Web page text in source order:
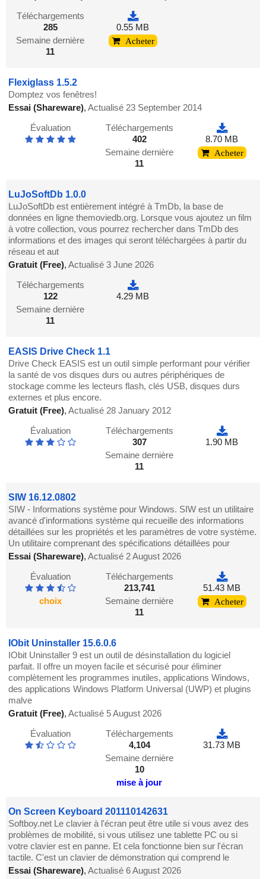
Téléchargements
285
Semaine dernière
11
0.55 MB
Acheter
Flexiglass 1.5.2
Domptez vos fenêtres!
Essai (Shareware),Actualisé 23 September 2014
Évaluation
Téléchargements
402
Semaine dernière
11
8.70 MB
Acheter
LuJoSoftDb 1.0.0
LuJoSoftDb est entièrement intégré à TmDb, la base de
données en ligne themoviedb.org. Lorsque vous ajoutez un film
à votre collection, vous pourrez rechercher dans TmDb des
informations et des images qui seront téléchargées à partir du
réseau et aut
Gratuit (Free),Actualisé 3 June 2026
Téléchargements
122
Semaine dernière
11
4.29 MB
EASIS Drive Check 1.1
Drive Check EASIS est un outil simple performant pour vérifier
la santé de vos disques durs ou autres périphériques de
stockage comme les lecteurs flash, clés USB, disques durs
externes et plus encore.
Gratuit (Free),Actualisé 28 January 2012
Évaluation
Téléchargements
307
Semaine dernière
11
1.90 MB
SIW 16.12.0802
SIW - Informations système pour Windows. SIW est un utilitaire
avancé d'informations système qui recueille des informations
détaillées sur les propriétés et les paramètres de votre système.
Un utilitaire comprenant des spécifications détaillées pour
Essai (Shareware),Actualisé 2 August 2026
Évaluation
choix
Téléchargements
213,741
Semaine dernière
11
51.43 MB
Acheter
IObit Uninstaller 15.6.0.6
IObit Uninstaller 9 est un outil de désinstallation du logiciel
parfait. Il offre un moyen facile et sécurisé pour éliminer
complètement les programmes inutiles, applications Windows,
des applications Windows Platform Universal (UWP) et plugins
malve
Gratuit (Free),Actualisé 5 August 2026
Évaluation
Téléchargements
4,104
Semaine dernière
10
mise à jour
31.73 MB
On Screen Keyboard 201110142631
Softboy.net Le clavier à l'écran peut être utile si vous avez des
problèmes de mobilité, si vous utilisez une tablette PC ou si
votre clavier est en panne. Et cela fonctionne bien sur l'écran
tactile. C'est un clavier de démonstration qui comprend le
Essai (Shareware),Actualisé 6 August 2026